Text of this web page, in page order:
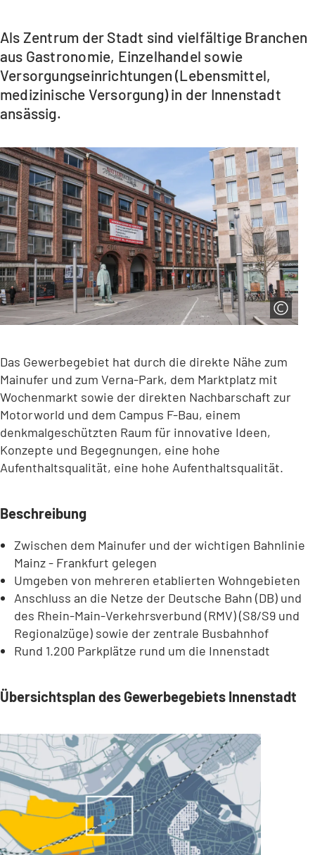
Als Zentrum der Stadt sind vielfältige Branchen
aus Gastronomie, Einzelhandel sowie
Versorgungseinrichtungen (Lebensmittel,
medizinische Versorgung) in der Innenstadt
ansässig.
Das Gewerbegebiet hat durch die direkte Nähe zum
Mainufer und zum Verna-Park, dem Marktplatz mit
Wochenmarkt sowie der direkten Nachbarschaft zur
Motorworld und dem Campus F-Bau, einem
denkmalgeschützten Raum für innovative Ideen,
Konzepte und Begegnungen, eine hohe
Aufenthaltsqualität, eine hohe Aufenthaltsqualität.
Beschreibung
Zwischen dem Mainufer und der wichtigen Bahnlinie
Mainz - Frankfurt gelegen
Umgeben von mehreren etablierten Wohngebieten
Anschluss an die Netze der Deutsche Bahn (DB) und
des Rhein-Main-Verkehrsverbund (RMV) (S8/S9 und
Regionalzüge) sowie der zentrale Busbahnhof
Rund 1.200 Parkplätze rund um die Innenstadt
Übersichtsplan des Gewerbegebiets Innenstadt